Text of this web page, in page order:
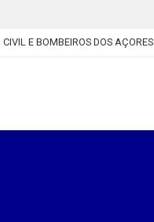
E BOMBEIROS DOS AÇORES